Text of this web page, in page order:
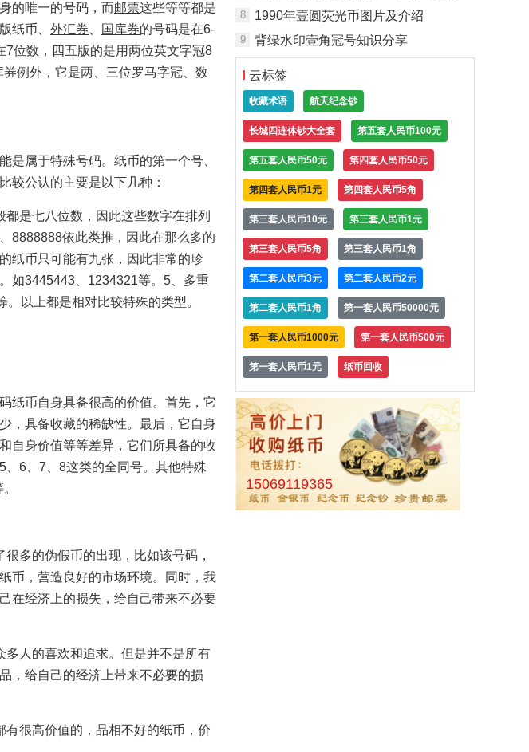
的唯一的号码，而邮票这些等等都是
纸币、 外汇券 国库券的号码是在6-
位数，四五版的是用两位英文字冠8
例外，它是两、三位罗马字冠、数
属于特殊号码。纸币的第一个号、
较公认的主要是以下几种：
是七八位数，因此这些数字在排列
8888888依此类推，因此在那么多的
纸币只可能有九张，因此非常的珍
如3445443、1234321等。5、多重
以上都是相对比较特殊的类型。
币自身具备很高的价值。首先，它
，具备收藏的稀缺性。最后，它自身
自身价值等等差异，它们所具备的收
6、7、8这类的全同号。其他特殊
多的伪假币的出现，比如该号码，
币，营造良好的市场环境。同时，我
在经济上的损失，给自己带来不必要
人的喜欢和追求。但是并不是所有
，给自己的经济上带来不必要的损
很高价值的，品相不好的纸币，价
8 1990年壹圆荧光币图片及介绍
9 背绿水印壹角冠号知识分享
云标签
收藏术语 航天纪念钞
长城四连体钞大全套 第五套人民币100元
第五套人民币50元 第四套人民币50元
第四套人民币1元 第四套人民币5角
第三套人民币10元 第三套人民币1元
第三套人民币5角 第三套人民币1角
第二套人民币3元 第二套人民币2元
第二套人民币1角 第一套人民币50000元
第一套人民币1000元 第一套人民币500元
第一套人民币1元 纸币回收
15069119365